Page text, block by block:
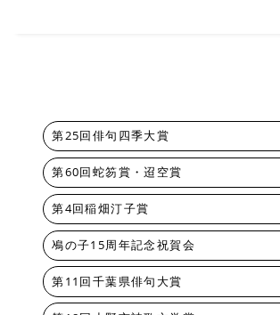
第25回俳句四季大賞
第60回蛇笏賞・迢空賞
第4回稲畑汀子賞
鳰の子15周年記念祝賀会
第11回千葉県俳句大賞